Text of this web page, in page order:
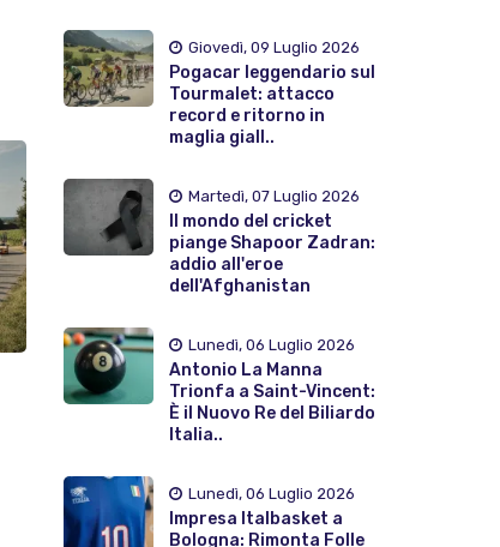
Giovedì, 09 Luglio 2026
Pogacar leggendario sul
Tourmalet: attacco
record e ritorno in
maglia giall..
Martedì, 07 Luglio 2026
Il mondo del cricket
piange Shapoor Zadran:
addio all'eroe
dell'Afghanistan
Lunedì, 06 Luglio 2026
Antonio La Manna
Trionfa a Saint-Vincent:
È il Nuovo Re del Biliardo
Italia..
Lunedì, 06 Luglio 2026
Impresa Italbasket a
Bologna: Rimonta Folle